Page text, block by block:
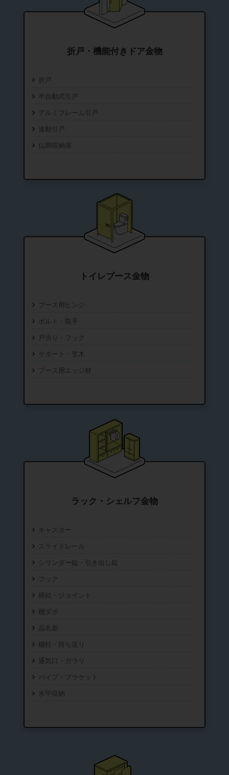
折戸・機能付きドア金物
折戸
半自動式引戸
アルミフレーム引戸
連動引戸
仏間収納扉
トイレブース金物
ブース用ヒンジ
ボルト・取手
戸当り・フック
サポート・笠木
ブース用エッジ材
ラック・シェルフ金物
キャスター
スライドレール
シリンダー錠・引き出し錠
フック
締結・ジョイント
棚ダボ
品名差
棚柱・持ち送り
通気口・ガラリ
パイプ・ブラケット
水平収納